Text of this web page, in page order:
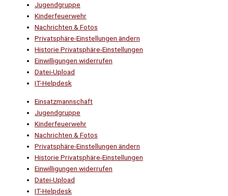
Jugendgruppe
Kinderfeuerwehr
Nachrichten & Fotos
Privatsphäre-Einstellungen ändern
Historie Privatsphäre-Einstellungen
Einwilligungen widerrufen
Datei-Upload
IT-Helpdesk
Einsatzmannschaft
Jugendgruppe
Kinderfeuerwehr
Nachrichten & Fotos
Privatsphäre-Einstellungen ändern
Historie Privatsphäre-Einstellungen
Einwilligungen widerrufen
Datei-Upload
IT-Helpdesk